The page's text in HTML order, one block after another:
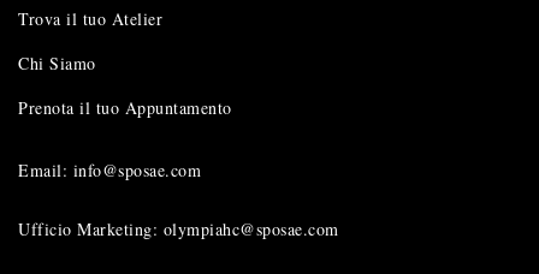
Trova il tuo Atelier
Chi Siamo
Prenota il tuo Appuntamento
Email: info@sposae.com
Ufficio Marketing: olympiahc@sposae.com